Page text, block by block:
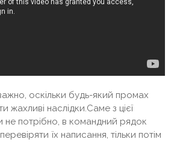
оскільки будь-який промах
жахливі наслідки.Саме з цієї
не потрібно, в командний рядок
їх написання, тільки потім